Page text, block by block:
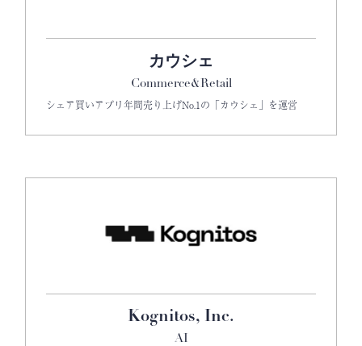
カウシェ
Commerce&Retail
シェア買いアプリ年間売り上げNo.1の「カウシェ」を運営
Kognitos, Inc.
AI